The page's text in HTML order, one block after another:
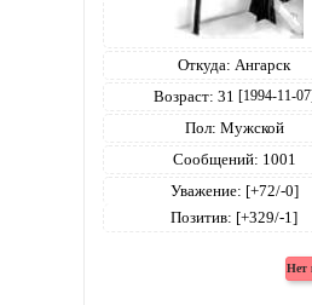
Откуда: Ангарск
Возраст: 31 [1994-11-07]
Пол: Мужской
Сообщений: 1001
Уважение: [+72/-0]
Позитив: [+329/-1]